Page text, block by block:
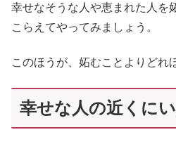
幸せなそうな人や恵まれた人を
こらえてやってみましょう。
このほうが、妬むことよりどれ
幸せな人の近くに